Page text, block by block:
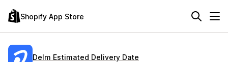
Shopify App Store
Delm Estimated Delivery Date